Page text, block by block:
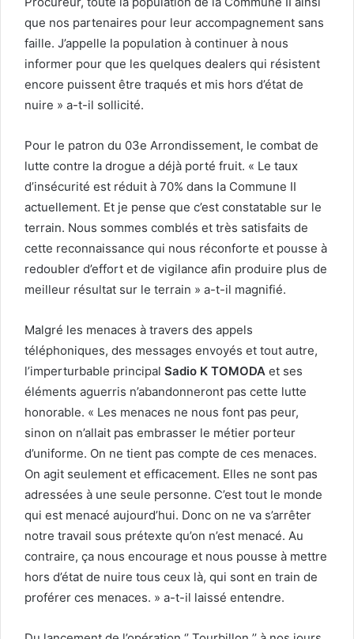
que nos partenaires pour leur accompagnement sans
faille. J’appelle la population à continuer à nous
informer pour que les quelques dealers qui résistent
encore puissent être traqués et mis hors d’état de
nuire » a-t-il sollicité.
Pour le patron du 03e Arrondissement, le combat de
lutte contre la drogue a déjà porté fruit. « Le taux
d’insécurité est réduit à 70% dans la Commune II
actuellement. Et je pense que c’est constatable sur le
terrain. Nous sommes comblés et très satisfaits de
cette reconnaissance qui nous réconforte et pousse à
redoubler d’effort et de vigilance afin produire plus de
meilleur résultat sur le terrain » a-t-il magnifié.
Malgré les menaces à travers des appels
téléphoniques, des messages envoyés et tout autre,
l’imperturbable principal Sadio K TOMODA et ses
éléments aguerris n’abandonneront pas cette lutte
honorable. « Les menaces ne nous font pas peur,
sinon on n’allait pas embrasser le métier porteur
d’uniforme. On ne tient pas compte de ces menaces.
On agit seulement et efficacement. Elles ne sont pas
adressées à une seule personne. C’est tout le monde
qui est menacé aujourd’hui. Donc on ne va s’arrêter
notre travail sous prétexte qu’on n’est menacé. Au
contraire, ça nous encourage et nous pousse à mettre
hors d’état de nuire tous ceux là, qui sont en train de
proférer ces menaces. » a-t-il laissé entendre.